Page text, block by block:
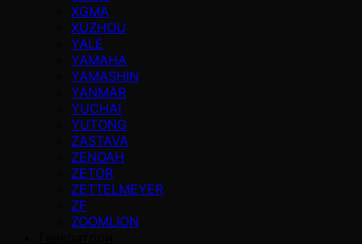
XGMA
XUZHOU
YALE
YAMAHA
YAMASHIN
YANMAR
YUCHAI
YUTONG
ZASTAVA
ZENOAH
ZETOR
ZETTELMEYER
ZF
ZOOMLION